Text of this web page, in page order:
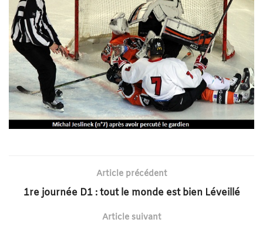
Article précédent
1re journée D1 : tout le monde est bien Léveillé
Article suivant